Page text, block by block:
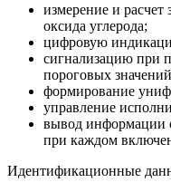
измерение и расчет
оксида углерода;
цифровую
сигнализацию при
пороговых
формирование
управление
вывод информации
при каждом
Идентификационные